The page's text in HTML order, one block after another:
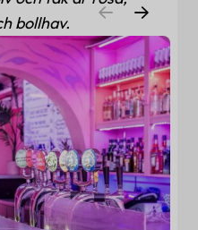
bollhav.